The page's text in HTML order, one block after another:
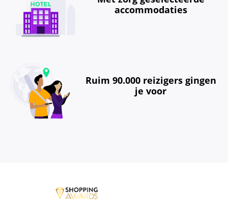
accommodaties
Ruim 90.000 reizigers gingen
je voor